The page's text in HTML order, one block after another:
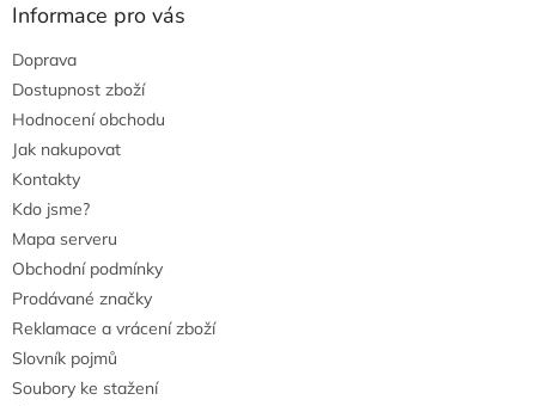
Informace pro vás
Doprava
Dostupnost zboží
Hodnocení obchodu
Jak nakupovat
Kontakty
Kdo jsme?
Mapa serveru
Obchodní podmínky
Prodávané značky
Reklamace a vrácení zboží
Slovník pojmů
Soubory ke stažení